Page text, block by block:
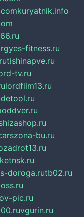
kuryatnik.info
yes-fitness.ru
tishinapve.ru
tv.ru
lordfilm13.ru
bu.ru
doroga.rutb02.ru
pic.ru
vgurin.ru